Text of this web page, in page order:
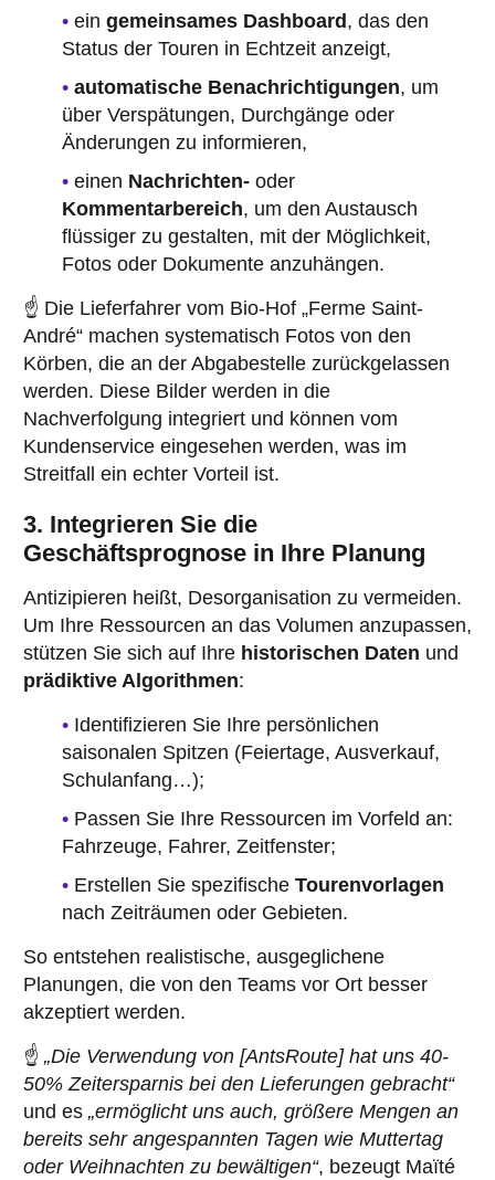
ein gemeinsames Dashboard , das den
Status der Touren in Echtzeit anzeigt,
automatische Benachrichtigungen, um
über Verspätungen, Durchgänge oder
Änderungen zu informieren,
einen Nachrichten- oder
Kommentarbereich, um den Austausch
flüssiger zu gestalten, mit der Möglichkeit,
Fotos oder Dokumente anzuhängen.
☝️ Die Lieferfahrer vom Bio-Hof „Ferme Saint-
André“ machen systematisch Fotos von den
Körben, die an der Abgabestelle zurückgelassen
werden. Diese Bilder werden in die
Nachverfolgung integriert und können vom
Kundenservice eingesehen werden, was im
Streitfall ein echter Vorteil ist.
3. Integrieren Sie die
Geschäftsprognose in Ihre Planung
Antizipieren heißt, Desorganisation zu vermeiden.
Um Ihre Ressourcen an das Volumen anzupassen,
stützen Sie sich auf Ihre historischen Daten und
prädiktive Algorithmen:
Identifizieren Sie Ihre persönlichen
saisonalen Spitzen (Feiertage, Ausverkauf,
Schulanfang…);
Passen Sie Ihre Ressourcen im Vorfeld an:
Fahrzeuge, Fahrer, Zeitfenster;
Erstellen Sie spezifische Tourenvorlagen
nach Zeiträumen oder Gebieten.
So entstehen realistische, ausgeglichene
Planungen, die von den Teams vor Ort besser
akzeptiert werden.
☝️ „Die Verwendung von [AntsRoute] hat uns 40-
50% Zeitersparnis bei den Lieferungen gebracht“
und es „ermöglicht uns auch, größere Mengen an
bereits sehr angespannten Tagen wie Muttertag
oder Weihnachten zu bewältigen“, bezeugt Maïté